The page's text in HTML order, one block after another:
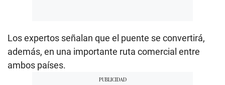
Los expertos señalan que el puente se convertirá,
además, en una importante ruta comercial entre
ambos países.